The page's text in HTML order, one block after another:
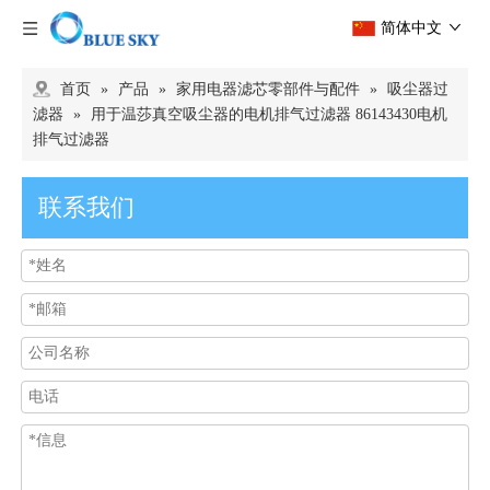
简体中文
首页 » 产品 » 家用电器滤芯零部件与配件 » 吸尘器过
滤器
»
用于温莎真空吸尘器的电机排气过滤器 86143430电机
排气过滤器
联系我们